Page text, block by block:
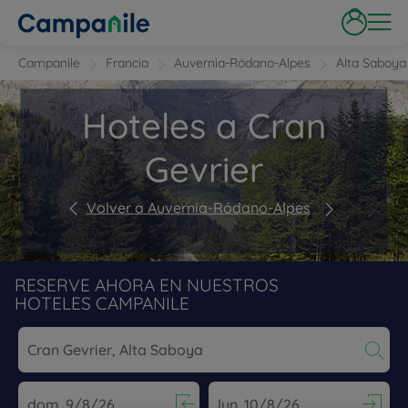
Campanile Francia Auvernia-Ródano-Alpes Alta Saboya
Hoteles a Cran
Gevrier
Volver a Auvernia-Ródano-Alpes
RESERVE AHORA EN NUESTROS
HOTELES CAMPANILE